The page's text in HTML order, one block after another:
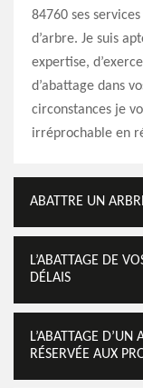
84760 ses
d’arbre. Je suis
expertise,
d’abattage dans
circonstances je
irréprochable en
ABATTRE UN
L’ABATTAGE DE
DÉLAIS
L’ABATTAGE
RÉSERVÉE AUX